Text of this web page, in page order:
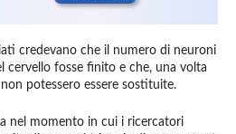
credevano che il numero di neuroni
cervello fosse finito e che, una volta
potessero essere sostituite.
nel momento in cui i ricercatori